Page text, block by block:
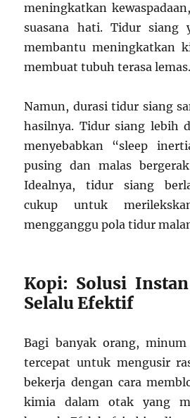
meningkatkan
suasana hati. Tidur siang
membantu meningkatkan
membuat tubuh terasa lemas.
Namun, durasi tidur siang
hasilnya. Tidur siang lebih
menyebabkan “sleep
pusing dan malas
Idealnya, tidur siang
cukup untuk
mengganggu pola tidur
Kopi: Solusi
Selalu Efektif
Bagi banyak orang,
tercepat untuk mengusir
bekerja dengan cara
kimia dalam otak yang